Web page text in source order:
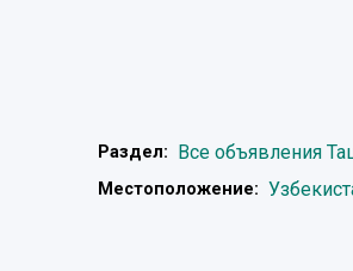
Раздел: Все объявления
Местоположение: